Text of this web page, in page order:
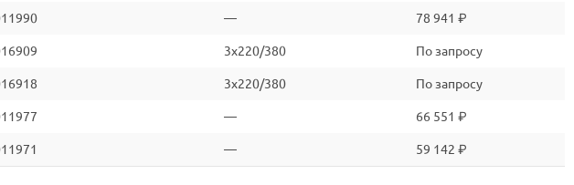
— 78 941 ₽
3x220/380 По запросу
3x220/380 По запросу
— 66 551 ₽
— 59 142 ₽